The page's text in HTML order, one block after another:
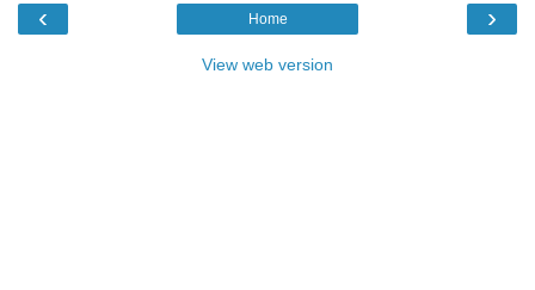
‹ ›
Home
View web version